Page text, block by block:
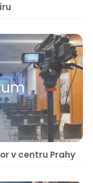
v centru Prahy